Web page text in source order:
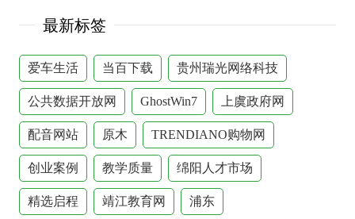
最新标签
爱车生活 当百下载 贵州瑞光网络科技
公共数据开放网 GhostWin7 上虞政府网
配音网站 原木 TRENDIANO购物网
创业案例 教学质量 绵阳人才市场
精选启程 靖江教育网 浦东